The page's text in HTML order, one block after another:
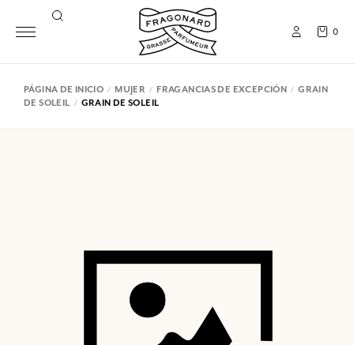
0
PÁGINA DE INICIO MUJER FRAGANCIAS DE EXCEPCIÓN
GRAIN
DE SOLEIL
GRAIN DE SOLEIL